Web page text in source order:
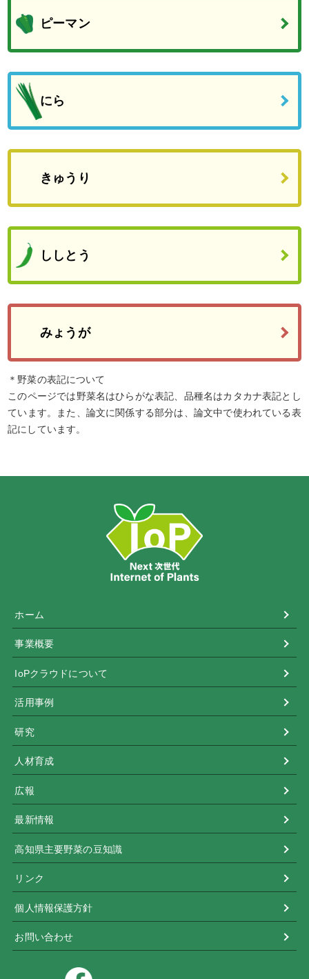
ピーマン
にら
きゅうり
ししとう
みょうが
＊野菜の表記について
このページでは野菜名はひらがな表記、品種名はカタカナ表記とし
ています。また、論文に関係する部分は、論文中で使われている表
記にしています。
ホーム
事業概要
IoPクラウドについて
活用事例
研究
人材育成
広報
最新情報
高知県主要野菜の豆知識
リンク
個人情報保護方針
お問い合わせ